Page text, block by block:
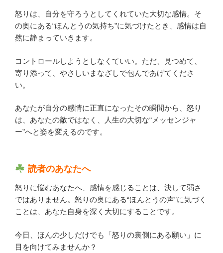
怒りは、自分を守ろうとしてくれていた大切な感情。そ
の奥にある“ほんとうの気持ち”に気づけたとき、感情は自
然に静まっていきます。
コントロールしようとしなくていい。ただ、見つめて、
寄り添って、やさしいまなざしで包んであげてくださ
い。
あなたが自分の感情に正直になったその瞬間から、怒り
は、あなたの敵ではなく、人生の大切な“メッセンジャ
ー”へと姿を変えるのです。
読者のあなたへ
怒りに悩むあなたへ、感情を感じることは、決して弱さ
ではありません。怒りの奥にある“ほんとうの声”に気づく
ことは、あなた自身を深く大切にすることです。
今日、ほんの少しだけでも「怒りの裏側にある願い」に
目を向けてみませんか？